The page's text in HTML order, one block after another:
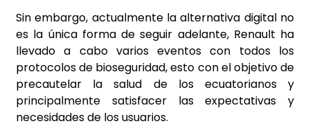
Sin embargo, actualmente la alternativa digital no
es la única forma de seguir adelante, Renault ha
llevado a cabo varios eventos con todos los
protocolos de bioseguridad, esto con el objetivo de
precautelar la salud de los ecuatorianos y
principalmente satisfacer las expectativas y
necesidades de los usuarios.